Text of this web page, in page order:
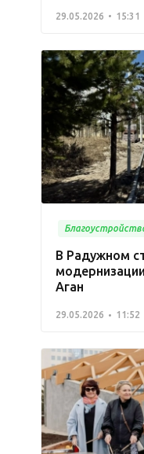
29.05.2026 15:31
В Радужном
Аган
29.05.2026 11:52